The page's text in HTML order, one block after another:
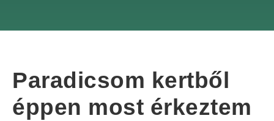
Paradicsom kertből
éppen most érkeztem